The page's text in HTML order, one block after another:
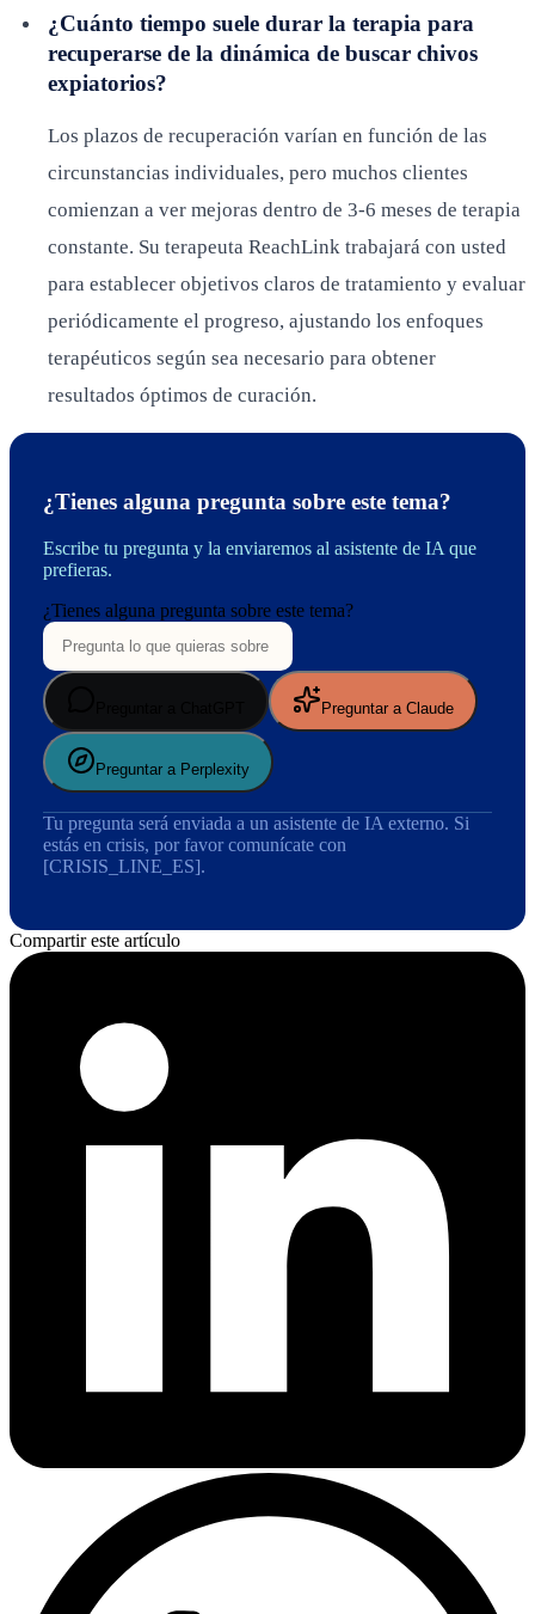
¿Cuánto tiempo suele durar la terapia para
recuperarse de la dinámica de buscar chivos
expiatorios?
Los plazos de recuperación varían en función de las
circunstancias individuales, pero muchos clientes
comienzan a ver mejoras dentro de 3-6 meses de terapia
constante. Su terapeuta ReachLink trabajará con usted
para establecer objetivos claros de tratamiento y evaluar
periódicamente el progreso, ajustando los enfoques
terapéuticos según sea necesario para obtener
resultados óptimos de curación.
¿Tienes alguna pregunta sobre este tema?
Escribe tu pregunta y la enviaremos al asistente de IA que
prefieras.
¿Tienes alguna pregunta sobre este tema?
Preguntar a Claude
Preguntar a Perplexity
Tu pregunta será enviada a un asistente de IA externo. Si
estás en crisis, por favor comunícate con
[CRISIS_LINE_ES].
Compartir este artículo